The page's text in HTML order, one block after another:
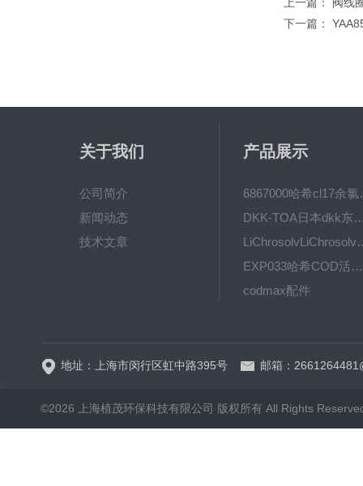
下一篇：
关于我们
公司简介
新闻动态
技术文章
产品展示
6867000
DKK-TOA日本dkk东亚电
EXP033哈希COD活塞泵价格 EXP033
codmax配件
地址：上海市闵行区虹中路395号 邮箱：
©2026 上海植茂环保科技有限公司 版权所有 All Rights